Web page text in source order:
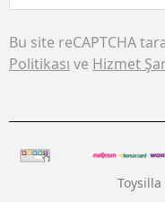
Bu site reCAPTCHA
Politikası ve Hizmet
Toysilla